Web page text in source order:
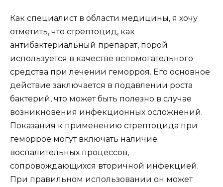
Как специалист в области медицины, я хочу
отметить, что стрептоцид, как
антибактериальный препарат, порой
используется в качестве вспомогательного
средства при лечении геморроя. Его основное
действие заключается в подавлении роста
бактерий, что может быть полезно в случае
возникновения инфекционных осложнений.
Показания к применению стрептоцида при
геморрое могут включать наличие
воспалительных процессов,
сопровождающихся вторичной инфекцией.
При правильном использовании он может